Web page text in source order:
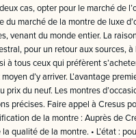
cas, opter pour le marché de
du marché de la montre de luxe
venant du monde entier. La
pour un retour aux sources,
à tous ceux qui préfèrent
d’y arriver. L’avantage
prix du neuf. Les montres
précises. Faire appel à Cresus
de la montre : Auprès de
la qualité de la montre. • L’état :